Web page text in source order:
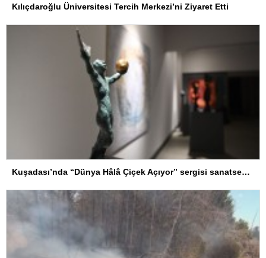
Kılıçdaroğlu Üniversitesi Tercih Merkezi’ni Ziyaret Etti
Kuşadası’nda “Dünya Hâlâ Çiçek Açıyor” sergisi sanatseverlerle buluşuyor